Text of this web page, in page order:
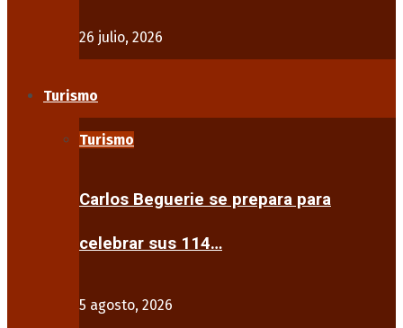
26 julio, 2026
Turismo
Turismo
Carlos Beguerie se prepara para
celebrar sus 114…
5 agosto, 2026